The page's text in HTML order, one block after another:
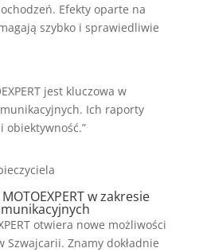
Efekty oparte na
szybko i sprawiedliwie
jest kluczowa w
Ich raporty
obiektywność.”
w zakresie
otwiera nowe możliwości
Znamy dokładnie